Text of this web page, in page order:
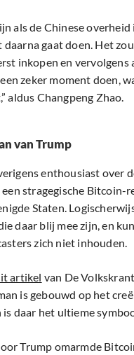
als de Chinese overheid
daarna gaat doen. Het
inkopen en vervolgens
zeker moment doen,
aldus Changpeng Zhao.
van Trump
enthousiast over
stragegische Bitcoin-
Staten.
daar blij mee zijn, en
zich niet inhouden.
artikel van De
is gebouwd op het
daar het ultieme
Trump omarmde